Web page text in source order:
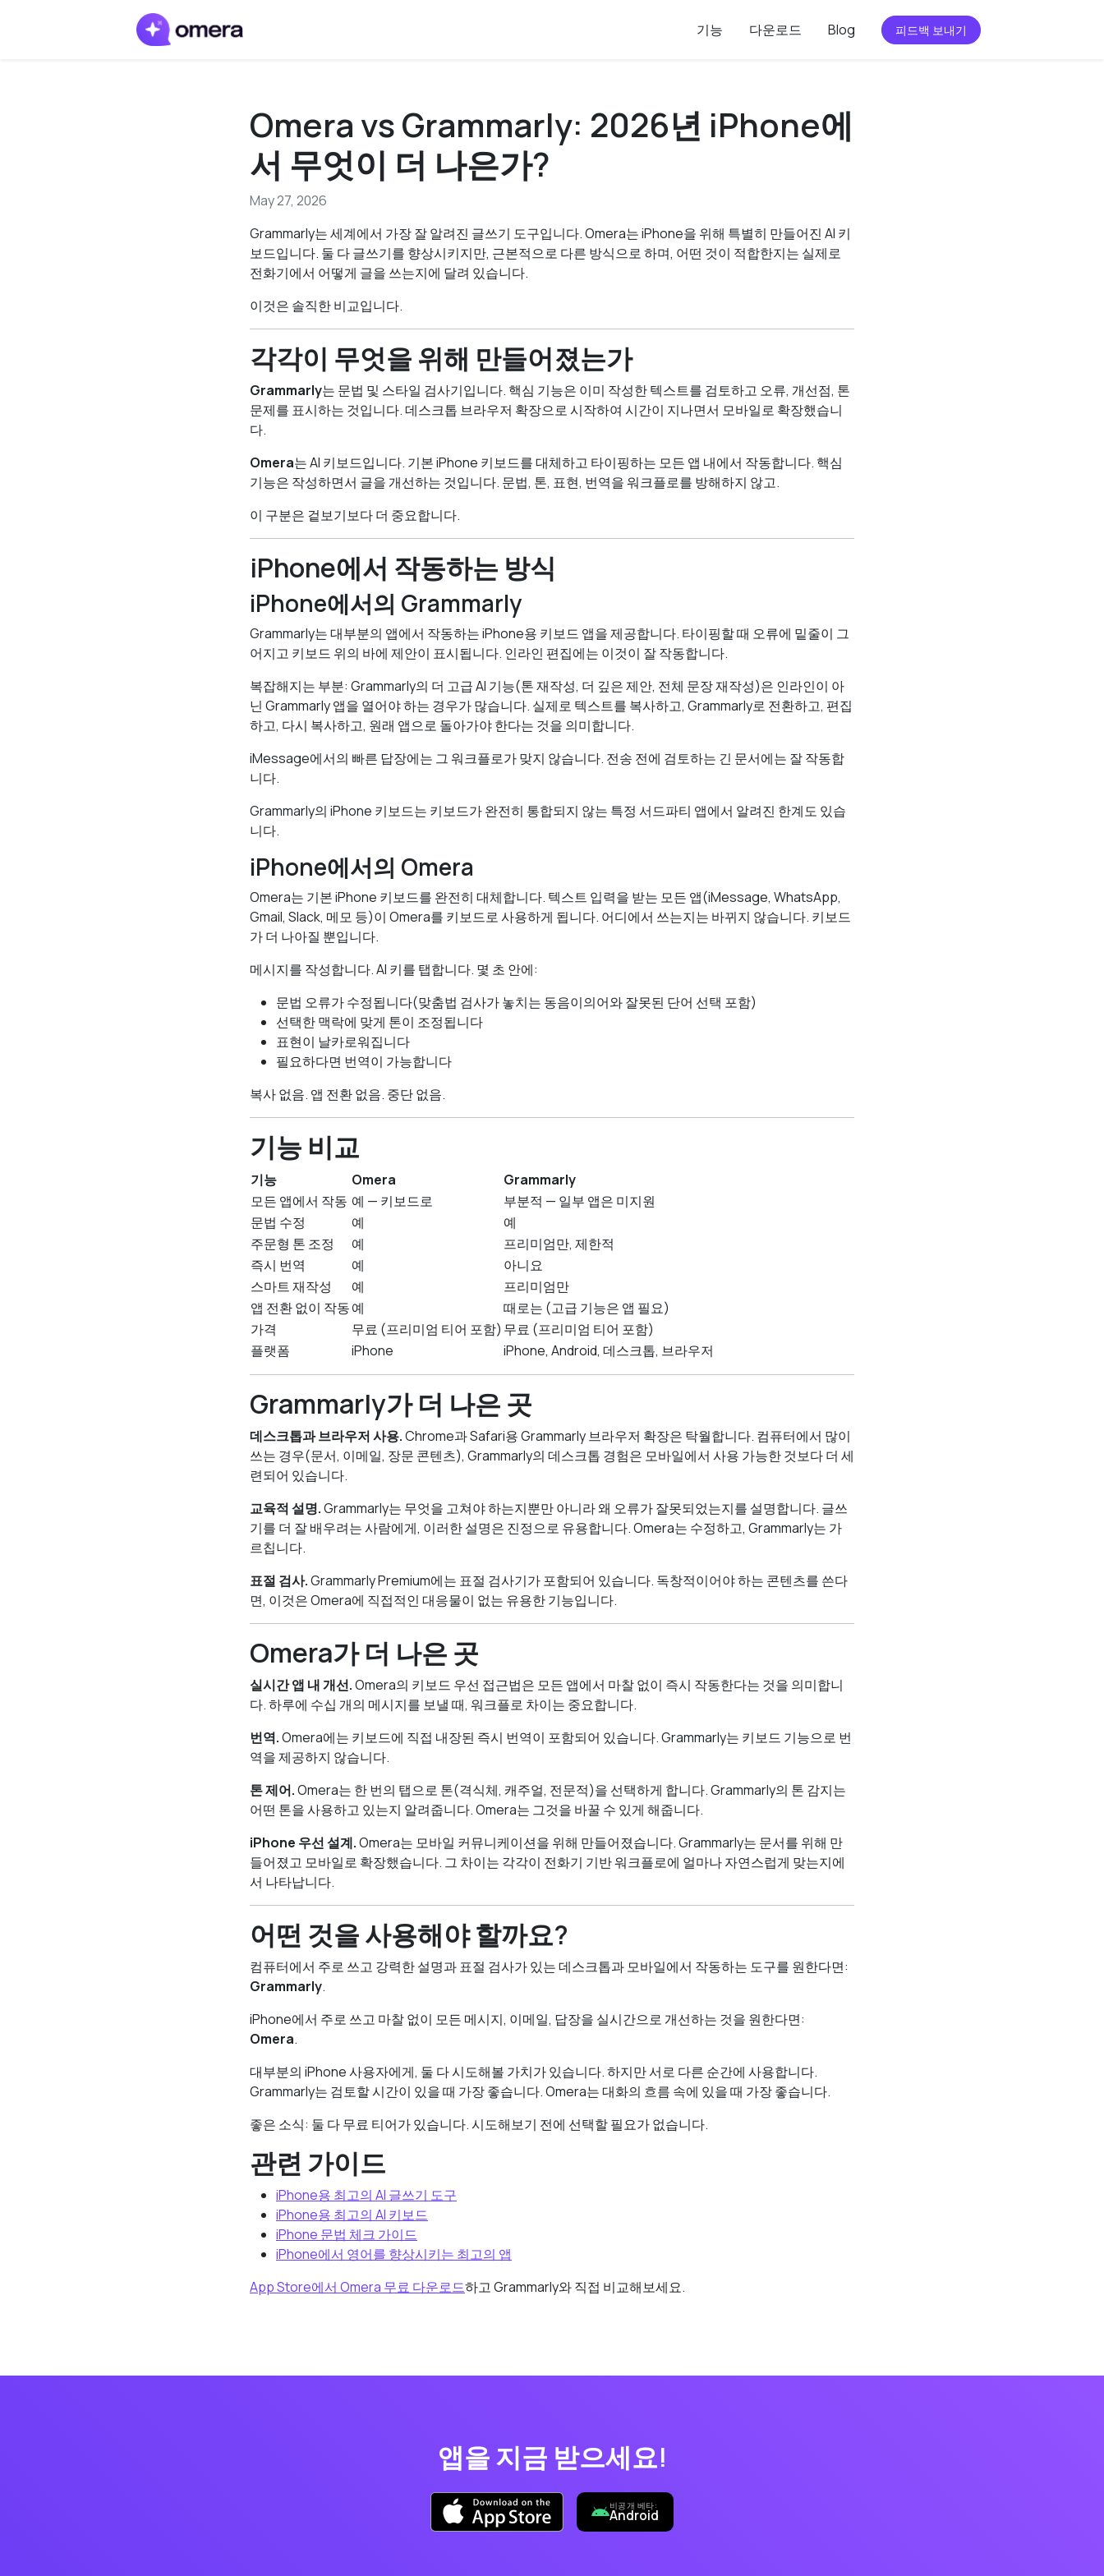
기능 다운로드 Blog 피드백 보내기
Omera vs Grammarly: 2026년 iPhone에
서 무엇이 더 나은가?
May 27, 2026
Grammarly는 세계에서 가장 잘 알려진 글쓰기 도구입니다. Omera는 iPhone을 위해 특별히 만들어진 AI 키
보드입니다. 둘 다 글쓰기를 향상시키지만, 근본적으로 다른 방식으로 하며, 어떤 것이 적합한지는 실제로
전화기에서 어떻게 글을 쓰는지에 달려 있습니다.
이것은 솔직한 비교입니다.
각각이 무엇을 위해 만들어졌는가
Grammarly는 문법 및 스타일 검사기입니다. 핵심 기능은 이미 작성한 텍스트를 검토하고 오류, 개선점, 톤
문제를 표시하는 것입니다. 데스크톱 브라우저 확장으로 시작하여 시간이 지나면서 모바일로 확장했습니
다.
Omera는 AI 키보드입니다. 기본 iPhone 키보드를 대체하고 타이핑하는 모든 앱 내에서 작동합니다. 핵심
기능은 작성하면서 글을 개선하는 것입니다. 문법, 톤, 표현, 번역을 워크플로를 방해하지 않고.
이 구분은 겉보기보다 더 중요합니다.
iPhone에서 작동하는 방식
iPhone에서의 Grammarly
Grammarly는 대부분의 앱에서 작동하는 iPhone용 키보드 앱을 제공합니다. 타이핑할 때 오류에 밑줄이 그
어지고 키보드 위의 바에 제안이 표시됩니다. 인라인 편집에는 이것이 잘 작동합니다.
복잡해지는 부분: Grammarly의 더 고급 AI 기능(톤 재작성, 더 깊은 제안, 전체 문장 재작성)은 인라인이 아
닌 Grammarly 앱을 열어야 하는 경우가 많습니다. 실제로 텍스트를 복사하고, Grammarly로 전환하고, 편집
하고, 다시 복사하고, 원래 앱으로 돌아가야 한다는 것을 의미합니다.
iMessage에서의 빠른 답장에는 그 워크플로가 맞지 않습니다. 전송 전에 검토하는 긴 문서에는 잘 작동합
니다.
Grammarly의 iPhone 키보드는 키보드가 완전히 통합되지 않는 특정 서드파티 앱에서 알려진 한계도 있습
니다.
iPhone에서의 Omera
Omera는 기본 iPhone 키보드를 완전히 대체합니다. 텍스트 입력을 받는 모든 앱(iMessage, WhatsApp,
Gmail, Slack, 메모 등)이 Omera를 키보드로 사용하게 됩니다. 어디에서 쓰는지는 바뀌지 않습니다. 키보드
가 더 나아질 뿐입니다.
메시지를 작성합니다. AI 키를 탭합니다. 몇 초 안에:
문법 오류가 수정됩니다(맞춤법 검사가 놓치는 동음이의어와 잘못된 단어 선택 포함)
선택한 맥락에 맞게 톤이 조정됩니다
표현이 날카로워집니다
필요하다면 번역이 가능합니다
복사 없음. 앱 전환 없음. 중단 없음.
기능 비교
기능 Omera
Grammarly
모든 앱에서 작동 예 — 키보드로
부분적 — 일부 앱은 미지원
문법 수정
예
예
주문형 톤 조정
예
프리미엄만, 제한적
즉시 번역
예
아니요
스마트 재작성
예
프리미엄만
앱 전환 없이 작동예
때로는 (고급 기능은 앱 필요)
가격
무료 (프리미엄 티어 포함) 무료 (프리미엄 티어 포함)
플랫폼
iPhone iPhone, Android, 데스크톱, 브라우저
Grammarly가 더 나은 곳
데스크톱과 브라우저 사용.Chrome과 Safari용 Grammarly 브라우저 확장은 탁월합니다. 컴퓨터에서 많이
쓰는 경우(문서, 이메일, 장문 콘텐츠), Grammarly의 데스크톱 경험은 모바일에서 사용 가능한 것보다 더 세
련되어 있습니다.
교육적 설명.Grammarly는 무엇을 고쳐야 하는지뿐만 아니라 왜 오류가 잘못되었는지를 설명합니다. 글쓰
기를 더 잘 배우려는 사람에게, 이러한 설명은 진정으로 유용합니다. Omera는 수정하고, Grammarly는 가
르칩니다.
표절 검사.Grammarly Premium에는 표절 검사기가 포함되어 있습니다. 독창적이어야 하는 콘텐츠를 쓴다
면, 이것은 Omera에 직접적인 대응물이 없는 유용한 기능입니다.
Omera가 더 나은 곳
실시간 앱 내 개선.Omera의 키보드 우선 접근법은 모든 앱에서 마찰 없이 즉시 작동한다는 것을 의미합니
다. 하루에 수십 개의 메시지를 보낼 때, 워크플로 차이는 중요합니다.
번역.Omera에는 키보드에 직접 내장된 즉시 번역이 포함되어 있습니다. Grammarly는 키보드 기능으로 번
역을 제공하지 않습니다.
톤 제어.Omera는 한 번의 탭으로 톤(격식체, 캐주얼, 전문적)을 선택하게 합니다. Grammarly의 톤 감지는
어떤 톤을 사용하고 있는지 알려줍니다. Omera는 그것을 바꿀 수 있게 해줍니다.
iPhone 우선 설계.Omera는 모바일 커뮤니케이션을 위해 만들어졌습니다. Grammarly는 문서를 위해 만
들어졌고 모바일로 확장했습니다. 그 차이는 각각이 전화기 기반 워크플로에 얼마나 자연스럽게 맞는지에
서 나타납니다.
어떤 것을 사용해야 할까요?
컴퓨터에서 주로 쓰고 강력한 설명과 표절 검사가 있는 데스크톱과 모바일에서 작동하는 도구를 원한다면:
Grammarly.
iPhone에서 주로 쓰고 마찰 없이 모든 메시지, 이메일, 답장을 실시간으로 개선하는 것을 원한다면:
Omera.
대부분의 iPhone 사용자에게, 둘 다 시도해볼 가치가 있습니다. 하지만 서로 다른 순간에 사용합니다.
Grammarly는 검토할 시간이 있을 때 가장 좋습니다. Omera는 대화의 흐름 속에 있을 때 가장 좋습니다.
좋은 소식: 둘 다 무료 티어가 있습니다. 시도해보기 전에 선택할 필요가 없습니다.
관련 가이드
iPhone용 최고의 AI 글쓰기 도구
iPhone용 최고의 AI 키보드
iPhone 문법 체크 가이드
iPhone에서 영어를 향상시키는 최고의 앱
App Store에서 Omera 무료 다운로드하고 Grammarly와 직접 비교해보세요.
앱을 지금 받으세요!
비공개 베타:
Android